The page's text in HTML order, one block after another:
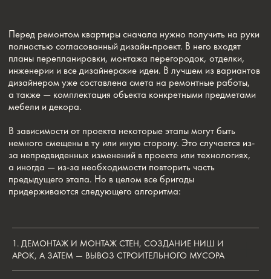
1. ДЕМОНТАЖ И МОНТАЖ СТЕН, СОЗДАНИЕ НИШ И
АРОК, А ЗАТЕМ — ВЫВОЗ СТРОИТЕЛЬНОГО МУСОРА